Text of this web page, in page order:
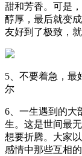
甜和芳香。可是
醇厚，最后就变
友好到了极致，
5、不要着急，
尔
6、一生遇到的大
生。这是世间最
想要折腾。大家
感情中那些互相